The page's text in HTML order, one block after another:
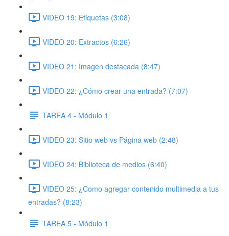
VIDEO 19: Etiquetas (3:08)
VIDEO 20: Extractos (6:26)
VIDEO 21: Imagen destacada (8:47)
VIDEO 22: ¿Cómo crear una entrada? (7:07)
TAREA 4 - Módulo 1
VIDEO 23: Sitio web vs Página web (2:48)
VIDEO 24: Biblioteca de medios (6:40)
VIDEO 25: ¿Como agregar contenido multimedia a tus
entradas? (8:23)
TAREA 5 - Módulo 1